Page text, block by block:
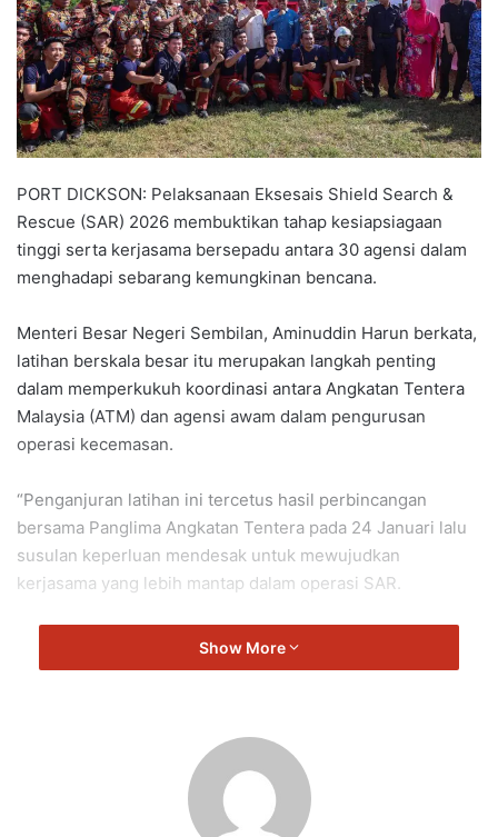
m
a
i
l
PORT DICKSON: Pelaksanaan Eksesais Shield Search &
Rescue (SAR) 2026 membuktikan tahap kesiapsiagaan
tinggi serta kerjasama bersepadu antara 30 agensi dalam
menghadapi sebarang kemungkinan bencana.
Menteri Besar Negeri Sembilan, Aminuddin Harun berkata,
latihan berskala besar itu merupakan langkah penting
dalam memperkukuh koordinasi antara Angkatan Tentera
Malaysia (ATM) dan agensi awam dalam pengurusan
operasi kecemasan.
“Penganjuran latihan ini tercetus hasil perbincangan
bersama Panglima Angkatan Tentera pada 24 Januari lalu
susulan keperluan mendesak untuk mewujudkan
kerjasama yang lebih mantap dalam operasi SAR.
“Sebelum ini, latihan yang dilaksanakan di Seremban hanya
melibatkan pasukan darat sahaja.
gus dengan penglibatan 30 agensi,” katanya kepada
pemberita selepas menyaksikan Eksesais (SAR) di Pantai
Batu 1, Port Dickson, hari ini.
Show More